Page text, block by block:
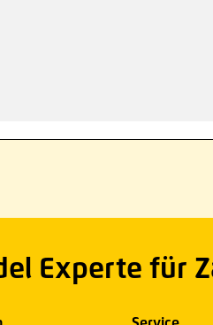
Experte für